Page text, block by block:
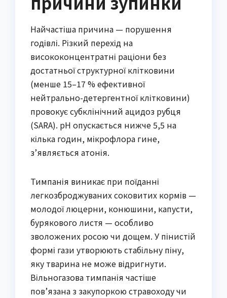
Найчастіша причина — порушення
годівлі. Різкий перехід на
висококонцентратні раціони без
достатньої структурної клітковини
(менше 15–17 % ефективної
нейтрально-детергентної клітковини)
провокує субклінічний ацидоз рубця
(SARA). pH опускається нижче 5,5 на
кілька годин, мікрофлора гине,
з’являється атонія.
Тимпанія виникає при поїданні
легкозброджуваних соковитих кормів —
молодої люцерни, конюшини, капусти,
бурякового листя — особливо
зволожених росою чи дощем. У пінистій
формі гази утворюють стабільну піну,
яку тварина не може відригнути.
Вільногазова тимпанія частіше
пов’язана з закупоркою стравоходу чи